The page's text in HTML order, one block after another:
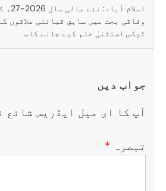
اسلام آباد: نئے
وفاقی بجٹ میں سابق قبائلی علاقوں
ٹیکس استثنیٰ ختم کیے جانے کا…
جواب دیں
آپ کا ای میل ایڈریس شائع
تبصرہ *